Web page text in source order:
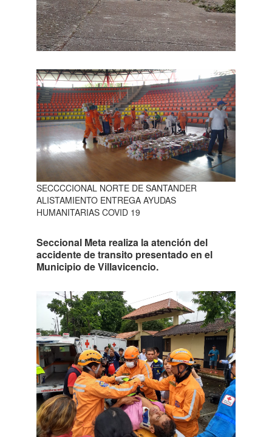
SECCCCIONAL NORTE DE SANTANDER
ALISTAMIENTO ENTREGA AYUDAS
HUMANITARIAS COVID 19
Seccional Meta realiza la atención del
accidente de transito presentado en el
Municipio de Villavicencio.